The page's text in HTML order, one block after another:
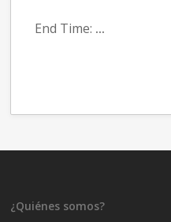
End Time: ...
¿Quiénes somos?